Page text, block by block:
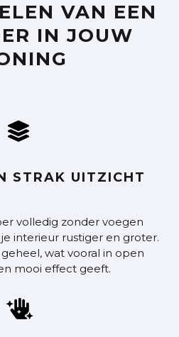
VAN EEN
IN JOUW

STRAK UITZICHT
volledig zonder voegen
interieur rustiger en groter.
wat vooral in open
mooi effect geeft.
